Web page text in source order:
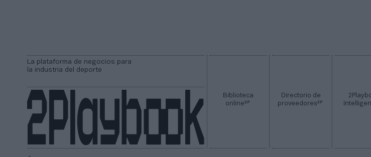
La plataforma de negocios para
la industria del deporte
Biblioteca
online2P
Directorio de
proveedores2P